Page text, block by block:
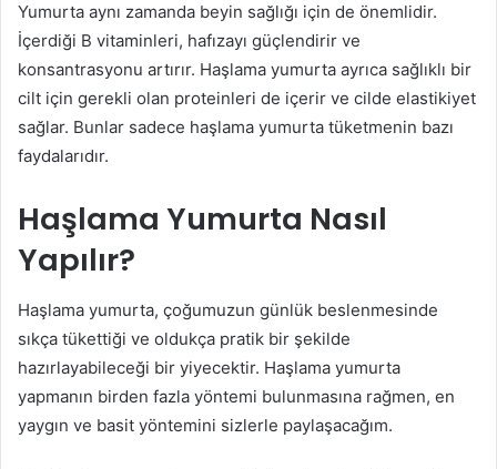
Yumurta aynı zamanda beyin sağlığı için de önemlidir.
İçerdiği B vitaminleri, hafızayı güçlendirir ve
konsantrasyonu artırır. Haşlama yumurta ayrıca sağlıklı bir
cilt için gerekli olan proteinleri de içerir ve cilde elastikiyet
sağlar. Bunlar sadece haşlama yumurta tüketmenin bazı
faydalarıdır.
Haşlama Yumurta Nasıl
Yapılır?
Haşlama yumurta, çoğumuzun günlük beslenmesinde
sıkça tükettiği ve oldukça pratik bir şekilde
hazırlayabileceği bir yiyecektir. Haşlama yumurta
yapmanın birden fazla yöntemi bulunmasına rağmen, en
yaygın ve basit yöntemini sizlerle paylaşacağım.